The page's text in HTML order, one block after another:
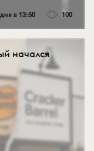
в 13:50 100
начался